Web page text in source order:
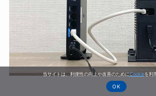
当サイトは、利便性の向上や改善のためにCookieを利
OK